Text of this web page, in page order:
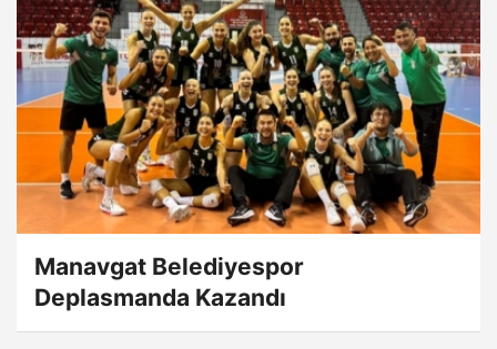
Manavgat Belediyespor
Deplasmanda Kazandı